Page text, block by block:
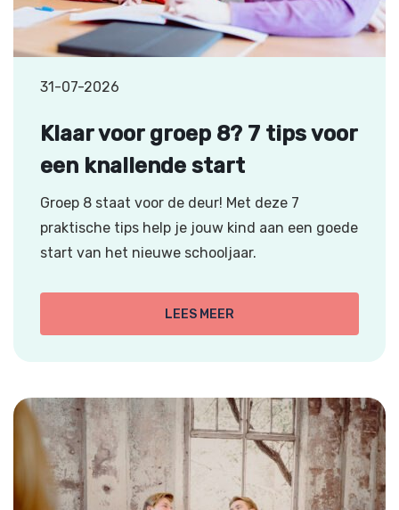
31-07-2026
Klaar voor groep 8? 7 tips voor
een knallende start
Groep 8 staat voor de deur! Met deze 7
praktische tips help je jouw kind aan een goede
start van het nieuwe schooljaar.
LEES MEER